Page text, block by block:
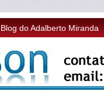
Blog do Adalberto Miranda